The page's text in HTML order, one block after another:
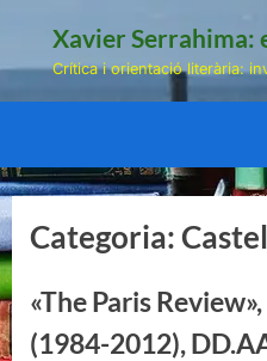
Xavier Serrahima:
Crítica i orientació literària:
Categoria:
«The Paris
(1984-2012),